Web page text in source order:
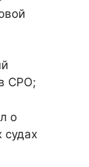
СРО;
о
судах